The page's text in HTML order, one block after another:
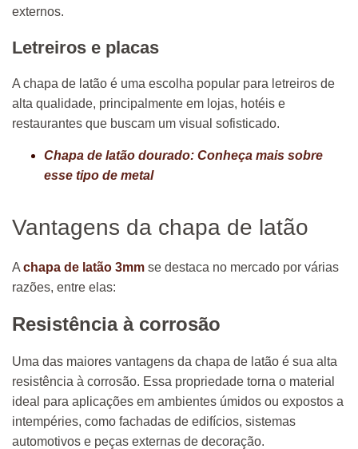
externos.
Letreiros e placas
A chapa de latão é uma escolha popular para letreiros de
alta qualidade, principalmente em lojas, hotéis e
restaurantes que buscam um visual sofisticado.
Chapa de latão dourado: Conheça mais sobre
esse tipo de metal
Vantagens da chapa de latão
A chapa de latão 3mm se destaca no mercado por várias
razões, entre elas:
Resistência à corrosão
Uma das maiores vantagens da chapa de latão é sua alta
resistência à corrosão. Essa propriedade torna o material
ideal para aplicações em ambientes úmidos ou expostos a
intempéries, como fachadas de edifícios, sistemas
automotivos e peças externas de decoração.